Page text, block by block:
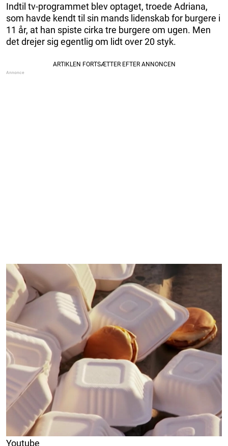
Indtil tv-programmet blev optaget, troede Adriana,
som havde kendt til sin mands lidenskab for burgere i
11 år, at han spiste cirka tre burgere om ugen. Men
det drejer sig egentlig om lidt over 20 styk.
Youtube